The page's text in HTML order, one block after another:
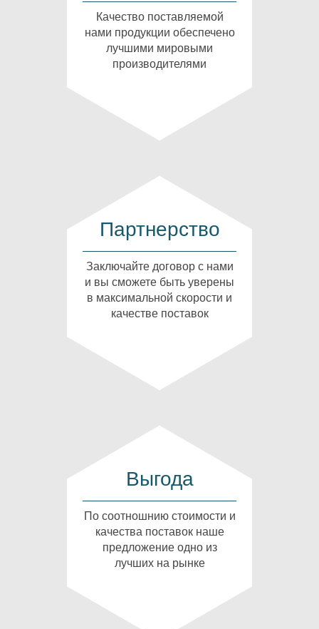
Качество поставляемой
нами продукции обеспечено
лучшими мировыми
производителями
Партнерство
Заключайте договор с нами
и вы сможете быть уверены
в максимальной скорости и
качестве поставок
Выгода
По соотношнию стоимости и
качества поставок наше
предложение одно из
лучших на рынке